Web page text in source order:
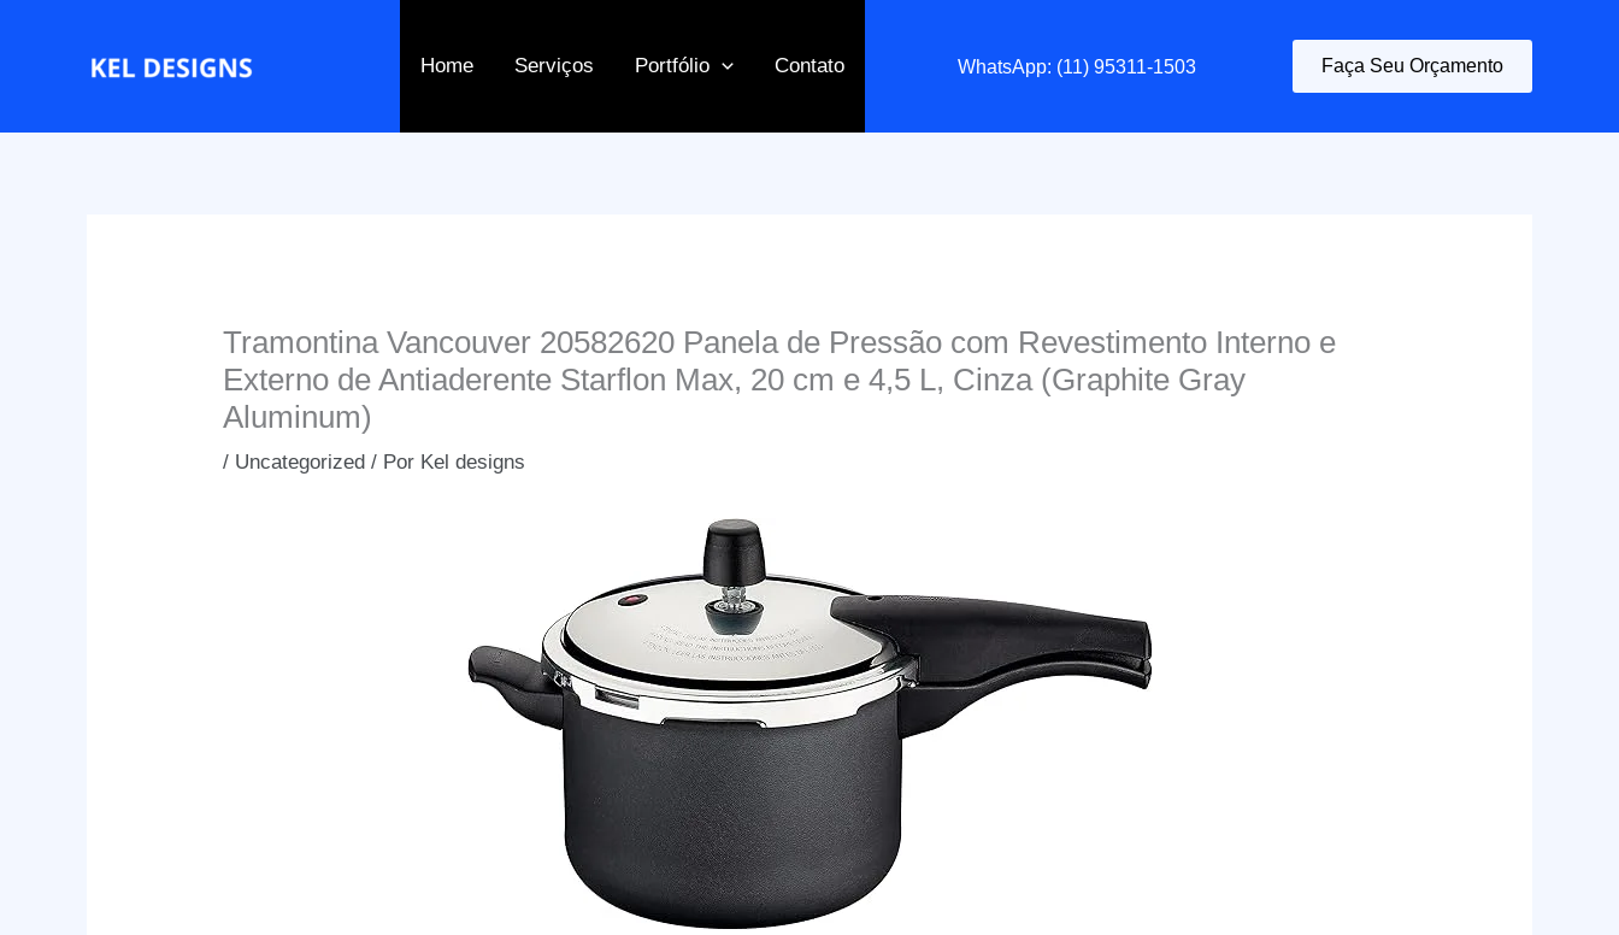
Home Serviços Portfólio Contato WhatsApp: (11) 95311-1503 Faça Seu Orçamento
Tramontina Vancouver 20582620 Panela de Pressão com Revestimento Interno e
Externo de Antiaderente Starflon Max, 20 cm e 4,5 L, Cinza (Graphite Gray
Aluminum)
/ Uncategorized / Por Kel designs